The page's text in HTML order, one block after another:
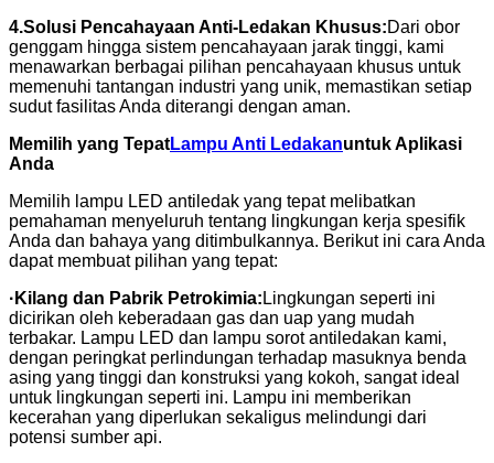
4.Solusi Pencahayaan Anti-Ledakan Khusus:Dari obor
genggam hingga sistem pencahayaan jarak tinggi, kami
menawarkan berbagai pilihan pencahayaan khusus untuk
memenuhi tantangan industri yang unik, memastikan setiap
sudut fasilitas Anda diterangi dengan aman.
Memilih yang TepatLampu Anti Ledakanuntuk Aplikasi
Anda
Memilih lampu LED antiledak yang tepat melibatkan
pemahaman menyeluruh tentang lingkungan kerja spesifik
Anda dan bahaya yang ditimbulkannya. Berikut ini cara Anda
dapat membuat pilihan yang tepat:
· Kilang dan Pabrik Petrokimia: Lingkungan seperti ini
dicirikan oleh keberadaan gas dan uap yang mudah
terbakar. Lampu LED dan lampu sorot antiledakan kami,
dengan peringkat perlindungan terhadap masuknya benda
asing yang tinggi dan konstruksi yang kokoh, sangat ideal
untuk lingkungan seperti ini. Lampu ini memberikan
kecerahan yang diperlukan sekaligus melindungi dari
potensi sumber api.